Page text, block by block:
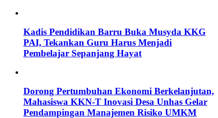
Kadis Pendidikan Barru Buka Musyda KKG
PAI, Tekankan Guru Harus Menjadi
Pembelajar Sepanjang Hayat
Dorong Pertumbuhan Ekonomi Berkelanjutan,
Mahasiswa KKN-T Inovasi Desa Unhas Gelar
Pendampingan Manajemen Risiko UMKM